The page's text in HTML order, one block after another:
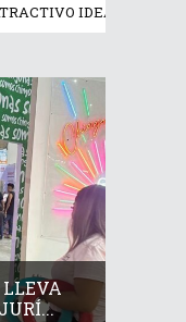
IDEAL EN
LLEVA